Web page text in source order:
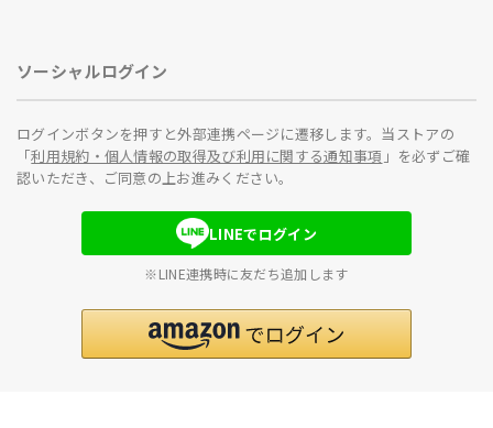
ソーシャルログイン
ログインボタンを押すと外部連携ページに遷移します。当ストアの
「利用規約・個人情報の取得及び利用に関する通知事項 」を必ずご確
認いただき、ご同意の上お進みください。
LINEでログイン
※LINE連携時に友だち追加します